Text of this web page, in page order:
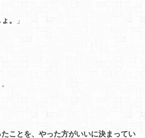
。 」
ことを、やった方がいいに決まってい